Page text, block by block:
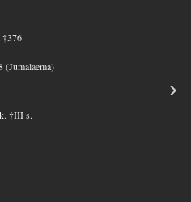
(Jumalaema)
†III s.